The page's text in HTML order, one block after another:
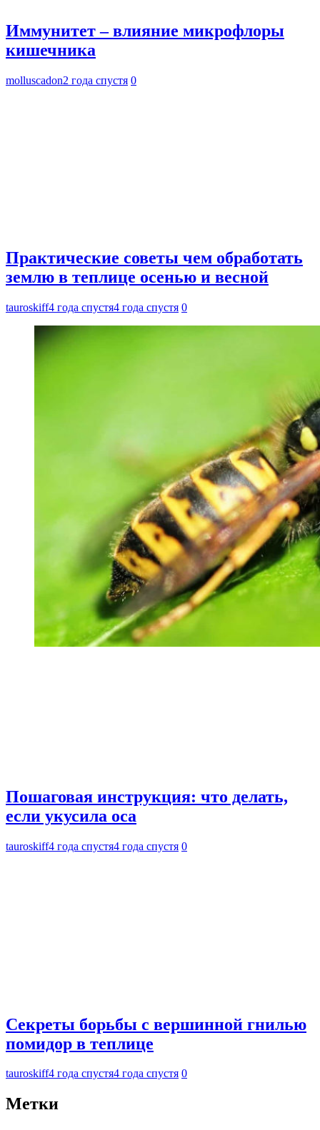
Иммунитет – влияние микрофлоры
кишечника
molluscadon2 года спустя 0
Практические советы чем обработать
землю в теплице осенью и весной
tauroskiff4 года спустя4 года спустя 0
Пошаговая инструкция: что делать,
если укусила оса
tauroskiff4 года спустя4 года спустя 0
Секреты борьбы с вершинной гнилью
помидор в теплице
tauroskiff4 года спустя4 года спустя 0
Метки